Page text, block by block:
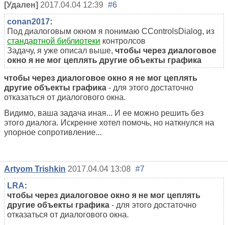
[Удален] 2017.04.04 12:39 #6
conan2017:
Под диалоговым окном я понимаю CControlsDialog, из
стандартной библиотеки контролсов
Задачу, я уже описал выше, чтобы через диалоговое
окно я не мог цеплять другие объекты графика
чтобы через диалоговое окно я не мог цеплять
другие объекты графика - для этого достаточно
отказаться от диалогового окна.
Видимо, ваша задача иная... И ее можно решить без
этого диалога. Искренне хотел помочь, но наткнулся на
упорное сопротивление...
Artyom Trishkin 2017.04.04 13:08 #7
LRA:
чтобы через диалоговое окно я не мог цеплять
другие объекты графика - для этого достаточно
отказаться от диалогового окна.